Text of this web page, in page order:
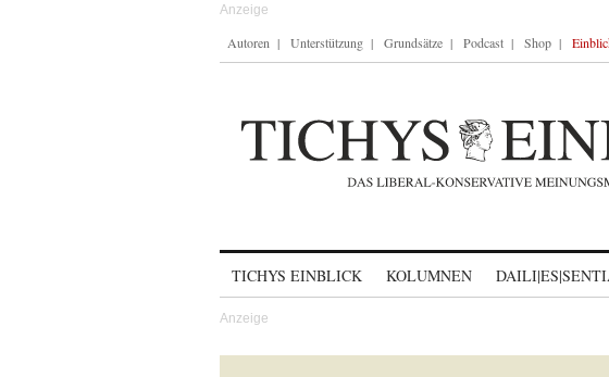
Autoren Unterstützung Grundsätze Podcast Shop
TICHYS EINBLICK KOLUMNEN